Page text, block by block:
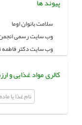
سلامت بانوان اوما
وب سایت رسمی انجمن
وب سایت دکتر فاطمه
کالری مواد غذایی و